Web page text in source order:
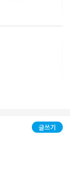
글쓰기